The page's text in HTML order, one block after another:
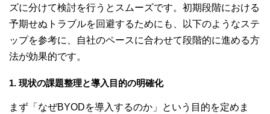
ズに分けて検討を行うとスムーズです。初期段階における
予期せぬトラブルを回避するためにも、以下のようなステ
ップを参考に、自社のペースに合わせて段階的に進める方
法が効果的です。
1. 現状の課題整理と導入目的の明確化
まず「なぜBYODを導入するのか」という目的を定めま